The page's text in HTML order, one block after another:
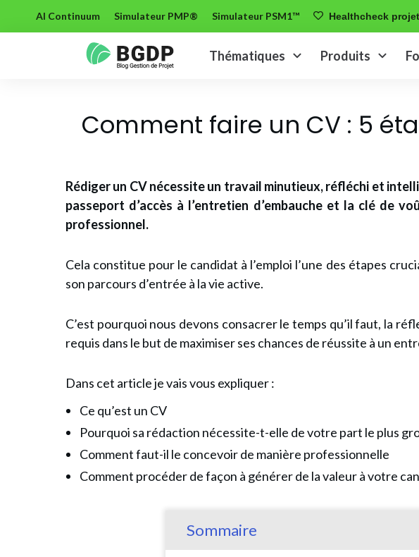
AI Continuum Simulateur PMP® Simulateur PSM1™ Healthcheck projet
Thématiques Produits
Comment faire un CV : 5
Rédiger un CV nécessite un travail minutieux, réfléchi et
passeport d’accès à l’entretien d’embauche et la clé de
professionnel.
Cela constitue pour le candidat à l’emploi l’une des étapes
son parcours d’entrée à la vie active.
C’est pourquoi nous devons consacrer le temps qu’il faut, la
requis dans le but de maximiser ses chances de réussite à un
Dans cet article je vais vous expliquer :
Ce qu’est un CV
Pourquoi sa rédaction nécessite-t-elle de votre part le plus
Comment faut-il le concevoir de manière professionnelle
Comment procéder de façon à générer de la valeur à votre
Sommaire